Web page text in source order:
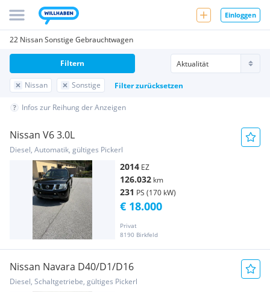
Einloggen
22 Nissan Sonstige Gebrauchtwagen
Nissan Sonstige Filter zurücksetzen
Filtern
Infos zur Reihung der Anzeigen
Nissan V6 3.0L
Diesel, Automatik, gültiges Pickerl
2014 EZ
126.032 km
231 PS (170 kW)
Privat
8190 Birkfeld
€ 18.000
Nissan Navara D40/D1/D16
Diesel, Schaltgetriebe, gültiges Pickerl